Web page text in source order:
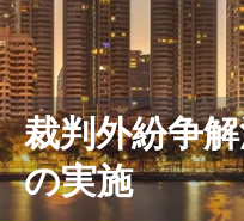
裁判外紛争
の実施